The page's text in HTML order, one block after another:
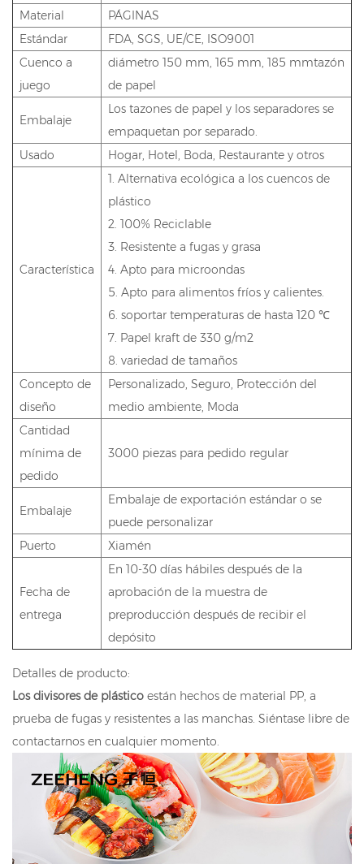
Material
PÁGINAS
Estándar
FDA, SGS, UE/CE, ISO9001
Cuenco a
juego
diámetro 150 mm, 165 mm, 185 mmtazón
de papel
Embalaje
Los tazones de papel y los separadores se
empaquetan por separado.
Usado
Hogar, Hotel, Boda, Restaurante y otros
Característica
1. Alternativa ecológica a los cuencos de
plástico
2. 100% Reciclable
3. Resistente a fugas y grasa
4. Apto para microondas
5. Apto para alimentos fríos y calientes.
6. soportar temperaturas de hasta 120 ℃
7. Papel kraft de 330 g/m2
8. variedad de tamaños
Concepto de
diseño
Personalizado, Seguro, Protección del
medio ambiente, Moda
Cantidad
mínima de
pedido
3000 piezas para pedido regular
Embalaje
Embalaje de exportación estándar o se
puede personalizar
Puerto
Xiamén
Fecha de
entrega
En 10-30 días hábiles después de la
aprobación de la muestra de
preproducción después de recibir el
depósito
Detalles de producto:
Los divisores de plástico están hechos de material PP, a
prueba de fugas y resistentes a las manchas. Siéntase libre de
contactarnos en cualquier momento.